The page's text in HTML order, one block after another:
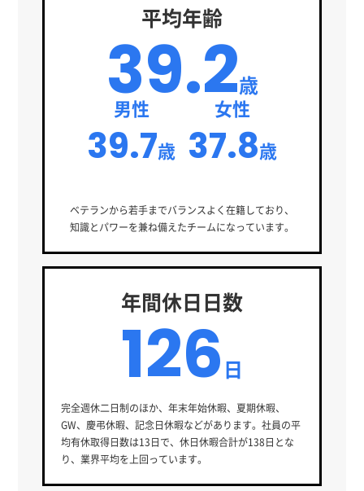
平均年齢
39.2歳
男性
39.7歳
女性
37.8歳
ベテランから若手までバランスよく在籍しており、
知識とパワーを兼ね備えたチームになっています。
年間休日日数
126 日
完全週休二日制のほか、年末年始休暇、夏期休暇、
GW、慶弔休暇、記念日休暇などがあります。社員の平
均有休取得日数は13日で、休日休暇合計が138日とな
り、業界平均を上回っています。